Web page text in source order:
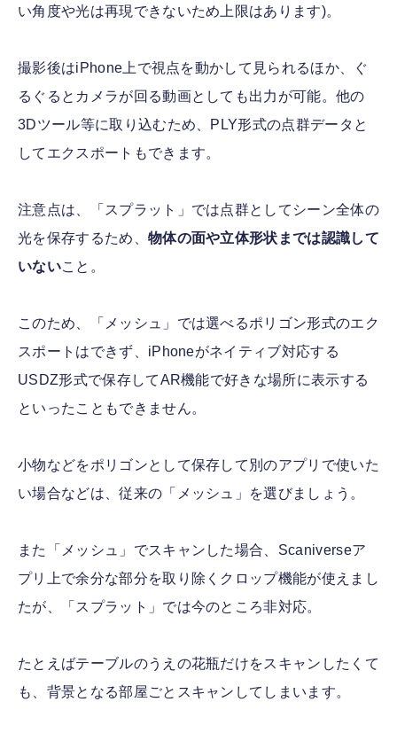
い角度や光は再現できないため上限はあります)。
撮影後はiPhone上で視点を動かして見られるほか、ぐ
るぐるとカメラが回る動画としても出力が可能。他の
3Dツール等に取り込むため、PLY形式の点群データと
してエクスポートもできます。
注意点は、「スプラット」では点群としてシーン全体の
光を保存するため、 物体の面や立体形状までは認識して
いないこと。
このため、「メッシュ」では選べるポリゴン形式のエク
スポートはできず、iPhoneがネイティブ対応する
USDZ形式で保存してAR機能で好きな場所に表示する
といったこともできません。
小物などをポリゴンとして保存して別のアプリで使いた
い場合などは、従来の「メッシュ」を選びましょう。
また「メッシュ」でスキャンした場合、Scaniverseア
プリ上で余分な部分を取り除くクロップ機能が使えまし
たが、「スプラット」では今のところ非対応。
たとえばテーブルのうえの花瓶だけをスキャンしたくて
も、背景となる部屋ごとスキャンしてしまいます。